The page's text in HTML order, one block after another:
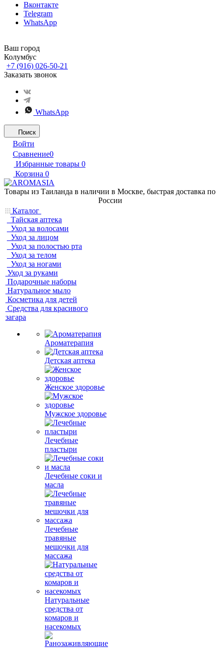
Вконтакте
Telegram
WhatsApp
Ваш город
Колумбус
+7 (916) 026-50-21
Заказать звонок
WhatsApp
Поиск
Войти
Сравнение0
Избранные товары 0
Корзина 0
Товары из Таиланда в наличии в Москве, быстрая доставка по
России
Каталог
Тайская аптека
Уход за волосами
Уход за лицом
Уход за полостью рта
Уход за телом
Уход за ногами
Уход за руками
Подарочные наборы
Натуральное мыло
Косметика для детей
Средства для красивого
загара
Ароматерапия
Детская аптека
Женское здоровье
Мужское здоровье
Лечебные
пластыри
Лечебные соки и
масла
Лечебные
травяные
мешочки для
массажа
Натуральные
средства от
комаров и
насекомых